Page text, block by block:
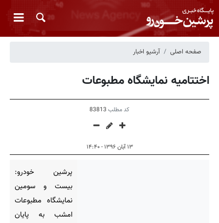
صفحه اصلی آرشیو اخبار
اختتامیه نمایشگاه مطبوعات
کد مطلب 83813
۱۳ آبان ۱۳۹۶ - ۱۴:۴۰
پرشین خودرو:
بیست و سومین
نمایشگاه مطبوعات
امشب به پایان